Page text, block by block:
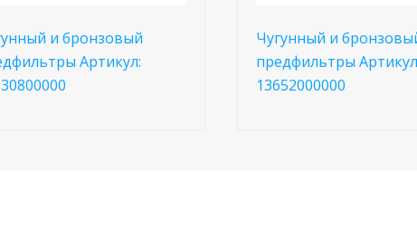
и бронзовый
Артикул:
Чугунный и
предфильтры
13652000000